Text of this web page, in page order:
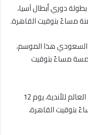
دوري أبطال آسيا،
هذا الموسم،
مساءً بتوقيت
– الاتحاد ضد أوكلاند سيتي، في بطولة كأس العالم للأندية، يوم 12
بتوقيت القاهرة،